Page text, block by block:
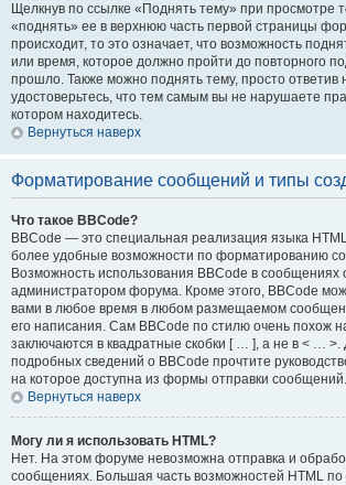
Щелкнув по ссылке «Поднять тему» при просмотре
«поднять» ее в верхнюю часть первой страницы
происходит, то это означает, что возможность
или время, которое должно пройти до повторного
прошло. Также можно поднять тему, просто ответив
удостоверьтесь, что тем самым вы не нарушаете
котором находитесь.
Вернуться наверх
Форматирование сообщений и типы
Что такое BBCode?
BBCode — это специальная реализация языка
более удобные возможности по форматированию
Возможность использования BBCode в сообщениях
администратором форума. Кроме этого, BBCode
вами в любое время в любом размещаемом
его написания. Сам BBCode по стилю очень похож
заключаются в квадратные скобки [ … ], а не в < …
подробных сведений о BBCode прочтите
на которое доступна из формы отправки сообщений.
Вернуться наверх
Могу ли я использовать HTML?
Нет. На этом форуме невозможна отправка и
сообщениях. Большая часть возможностей HTML